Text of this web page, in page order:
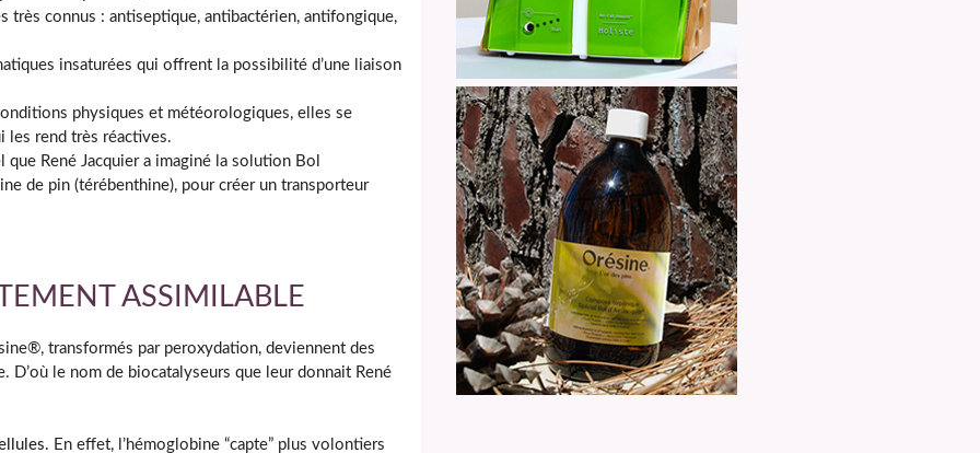
très connus : antiseptique, antibactérien, antifongique,
insaturées qui offrent la possibilité d’une liaison
physiques et météorologiques, elles se
les rend très réactives.
que René Jacquier a imaginé la solution Bol
de pin (térébenthine), pour créer un transporteur
ASSIMILABLE
transformés par peroxydation, deviennent des
D’où le nom de biocatalyseurs que leur donnait René
. En effet, l’hémoglobine “capte” plus volontiers